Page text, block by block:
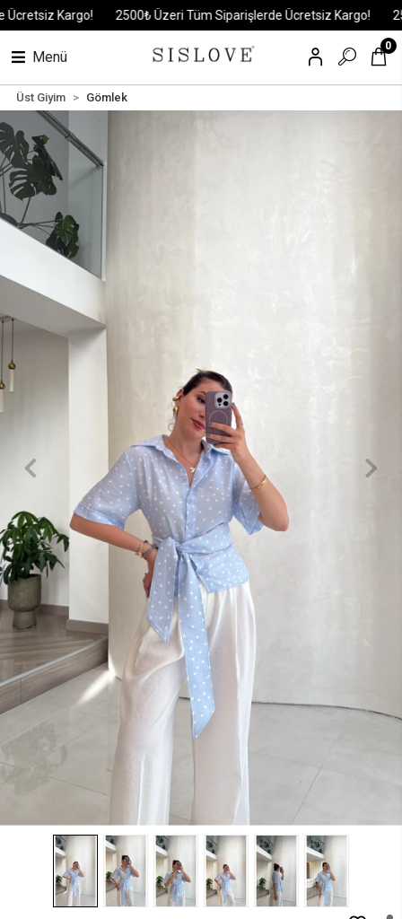
Kargo! 2500₺ Üzeri Tüm Siparişlerde Ücretsiz Kargo!
Menü
0
Üst Giyim Gömlek